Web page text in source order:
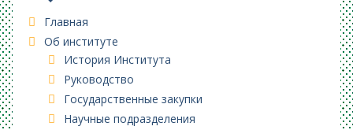
Главная
Об институте
История Института
Руководство
Государственные закупки
Научные подразделения